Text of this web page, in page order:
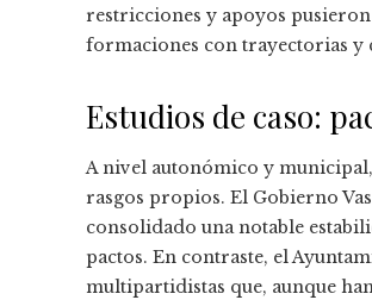
restricciones y apoyos
formaciones con trayectorias y
Estudios de caso:
A nivel autonómico y
rasgos propios. El Gobierno
consolidado una notable
pactos. En contraste, el
multipartidistas que, aunque